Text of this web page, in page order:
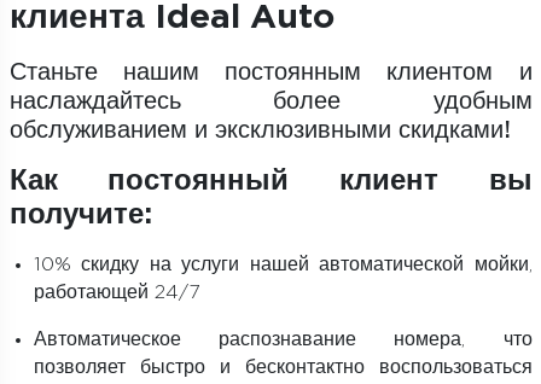
клиента Ideal Auto
Станьте нашим постоянным клиентом и
наслаждайтесь более удобным
обслуживанием и эксклюзивными скидками!
Как постоянный клиент вы
получите:
10% скидку на услуги нашей автоматической мойки,
работающей 24/7
Автоматическое распознавание номера, что
позволяет быстро и бесконтактно воспользоваться